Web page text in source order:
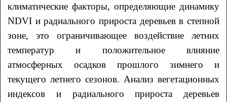
климатические факторы, определяющие динамику
NDVI и радиального прироста деревьев в степной
зоне, это ограничивающее воздействие летних
температур и положительное влияние
атмосферных осадков прошлого зимнего и
текущего летнего сезонов. Анализ вегетационных
индексов и радиального прироста деревьев